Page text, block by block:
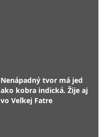
Nenápadný tvor má jed
ako kobra indická. Žije aj
vo Veľkej Fatre